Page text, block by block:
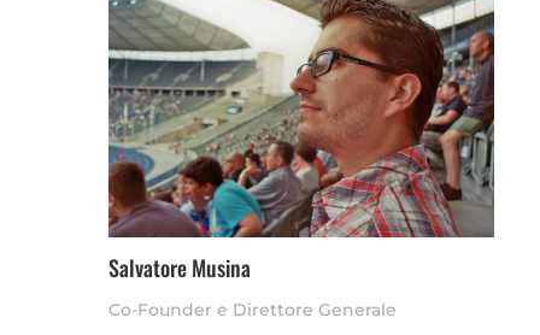
Salvatore Musina
Co-Founder e Direttore Generale